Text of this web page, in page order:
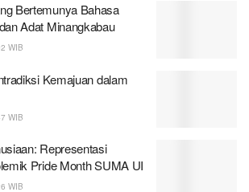
Bertemunya Bahasa
Adat Minangkabau
WIB
Kemajuan dalam
WIB
Representasi
Pride Month SUMA UI
WIB